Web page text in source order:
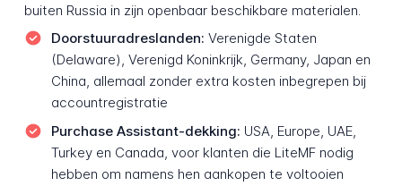
buiten Russia in zijn openbaar beschikbare materialen.
Doorstuuradres­landen: Verenigde Staten
(Delaware), Verenigd Koninkrijk, Germany, Japan en
China, allemaal zonder extra kosten inbegrepen bij
accountregistratie
Purchase Assistant-dekking: USA, Europe, UAE,
Turkey en Canada, voor klanten die LiteMF nodig
hebben om namens hen aankopen te voltooien